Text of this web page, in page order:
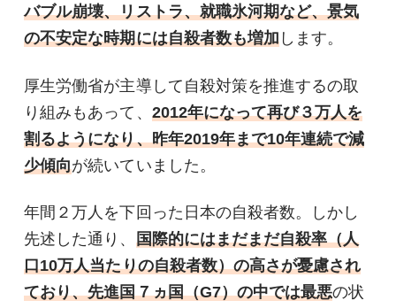
バブル崩壊、リストラ、就職氷河期など、景気
の不安定な時期には自殺者数も増加します。
厚生労働省が主導して自殺対策を推進するの取
り組みもあって、 2012年になって再び３万人を
割るようになり、昨年2019年まで10年連続で減
少傾向が続いていました。
年間２万人を下回った日本の自殺者数。しかし
先述した通り、 国際的にはまだまだ自殺率（人
口10万人当たりの自殺者数）の高さが憂慮され
ており、先進国７ヵ国（G7）の中では最悪の状